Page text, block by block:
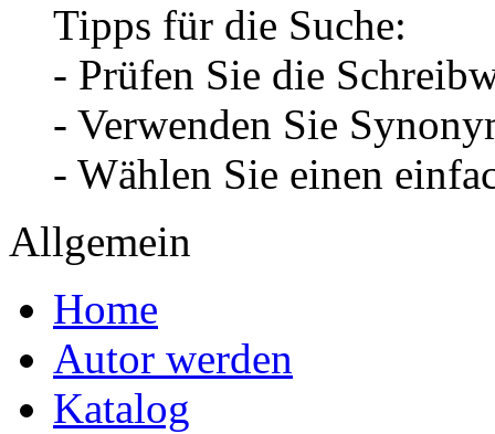
Tipps für die Suche:
- Prüfen Sie die
- Verwenden Sie
- Wählen Sie einen
Allgemein
Home
Autor werden
Katalog